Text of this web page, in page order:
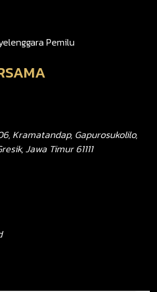
Pemilu
Kramatandap, Gapurosukolilo,
Jawa Timur 61111